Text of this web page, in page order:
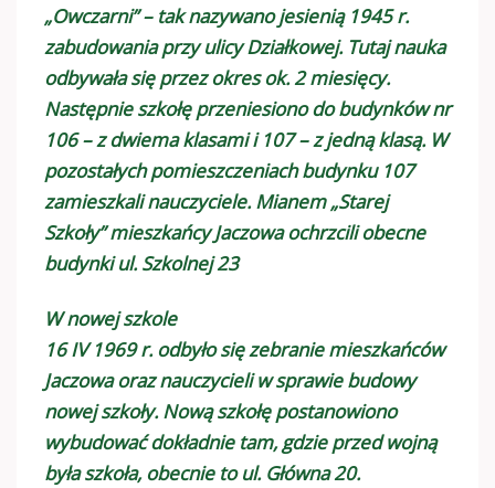
„Owczarni” – tak nazywano jesienią 1945 r.
zabudowania przy ulicy Działkowej. Tutaj nauka
odbywała się przez okres ok. 2 miesięcy.
Następnie szkołę przeniesiono do budynków nr
106 – z dwiema klasami i 107 – z jedną klasą. W
pozostałych pomieszczeniach budynku 107
zamieszkali nauczyciele. Mianem „Starej
Szkoły” mieszkańcy Jaczowa ochrzcili obecne
budynki ul. Szkolnej 23
W nowej szkole
16 IV 1969 r. odbyło się zebranie mieszkańców
Jaczowa oraz nauczycieli w sprawie budowy
nowej szkoły. Nową szkołę postanowiono
wybudować dokładnie tam, gdzie przed wojną
była szkoła, obecnie to ul. Główna 20.